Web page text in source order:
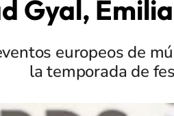
Gyal,
europeos de
la temporada de